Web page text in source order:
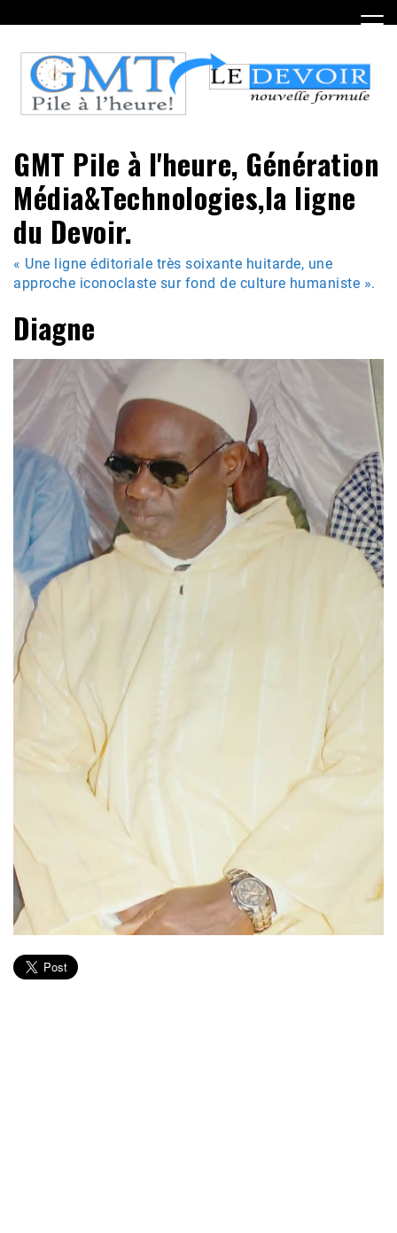
to
content
GMT Pile à l'heure, Génération
Média&Technologies,la ligne
du Devoir.
« Une ligne éditoriale très soixante huitarde, une
approche iconoclaste sur fond de culture humaniste ».
Diagne